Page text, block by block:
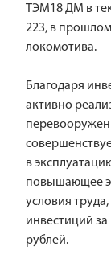
ТЭМ18 ДМ в
223, в
локомотива.
Благодаря
активно
в
повышающее
условия
инвестиций
рублей.